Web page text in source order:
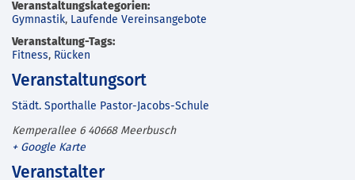
Veranstaltungskategorien:
Gymnastik, Laufende Vereinsangebote
Veranstaltung-Tags:
Fitness, Rücken
Veranstaltungsort
Städt. Sporthalle Pastor-Jacobs-Schule
Kemperallee 6 40668 Meerbusch
+ Google Karte
Veranstalter